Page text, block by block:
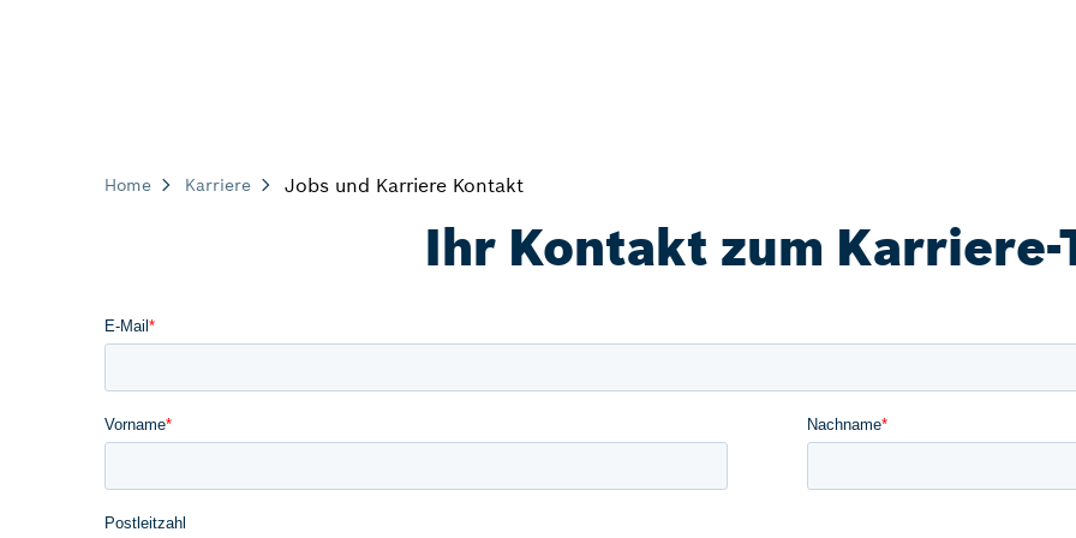
Home Karriere Jobs und Karriere Kontakt
Ihr Kontakt zum Karriere-